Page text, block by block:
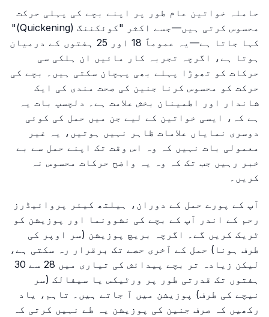
حاملہ خواتین عام طور پر اپنے بچے کی پہلی حرکت
محسوس کرتی ہیں—جسے اکثر "کوئکننگ (Quickening)"
کہا جاتا ہے—یہ عموماً 18 اور 25 ہفتوں کے درمیان
ہوتا ہے، اگرچہ تجربہ کار مائیں ان ہلکی سی
حرکات کو تھوڑا پہلے بھی پہچان سکتی ہیں۔ بچے کی
حرکت کو محسوس کرنا جنین کی صحت مندی کی ایک
شاندار اور اطمینان بخش علامت ہے۔ دلچسپ بات یہ
ہے کہ، ایسی خواتین کے لیے جن میں حمل کی کوئی
دوسری نمایاں علامات ظاہر نہیں ہوتیں، یہ غیر
معمولی بات نہیں کہ وہ اس وقت تک اپنے حمل سے بے
خبر رہیں جب تک کہ وہ یہ واضح حرکات محسوس نہ
کریں۔
آپ کے پورے حمل کے دوران، ہیلتھ کیئر پروائیڈرز
رحم کے اندر آپ کے بچے کی نشوونما اور پوزیشن کو
ٹریک کریں گے۔ اگرچہ بریچ پوزیشن (سر اوپر کی
طرف ہونا) حمل کے آخری حصے تک برقرار رہ سکتی ہے،
لیکن زیادہ تر بچے پیدائش کی تیاری میں 28 سے 30
ہفتوں تک قدرتی طور پر ورٹیکس یا سیفالک (سر
نیچے کی طرف) پوزیشن میں آ جاتے ہیں۔ تاہم، یاد
رکھیں کہ صرف جنین کی پوزیشن یہ طے نہیں کرتی کہ